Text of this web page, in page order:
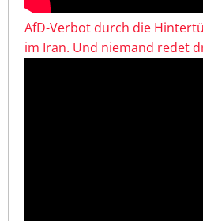
AfD-Verbot durch die
im Iran. Und niemand redet